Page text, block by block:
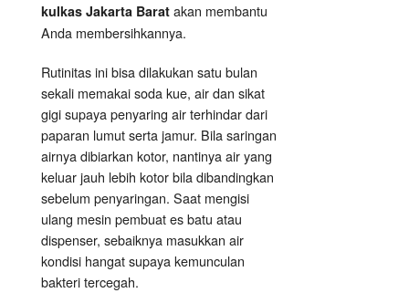
kulkas Jakarta Barat akan membantu
Anda membersihkannya.
Rutinitas ini bisa dilakukan satu bulan
sekali memakai soda kue, air dan sikat
gigi supaya penyaring air terhindar dari
paparan lumut serta jamur. Bila saringan
airnya dibiarkan kotor, nantinya air yang
keluar jauh lebih kotor bila dibandingkan
sebelum penyaringan. Saat mengisi
ulang mesin pembuat es batu atau
dispenser, sebaiknya masukkan air
kondisi hangat supaya kemunculan
bakteri tercegah.